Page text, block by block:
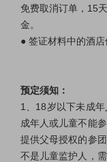
免费取消订单，15
金。
● 签证材料中的酒
预定须知：
1、18岁以下未成
成年人或儿童不能
提供父母授权的参
不是儿童监护人，